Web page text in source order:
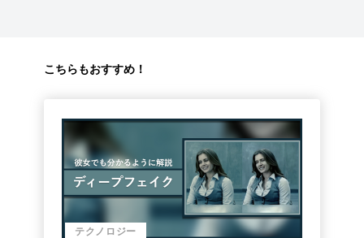
こちらもおすすめ！
テクノロジー